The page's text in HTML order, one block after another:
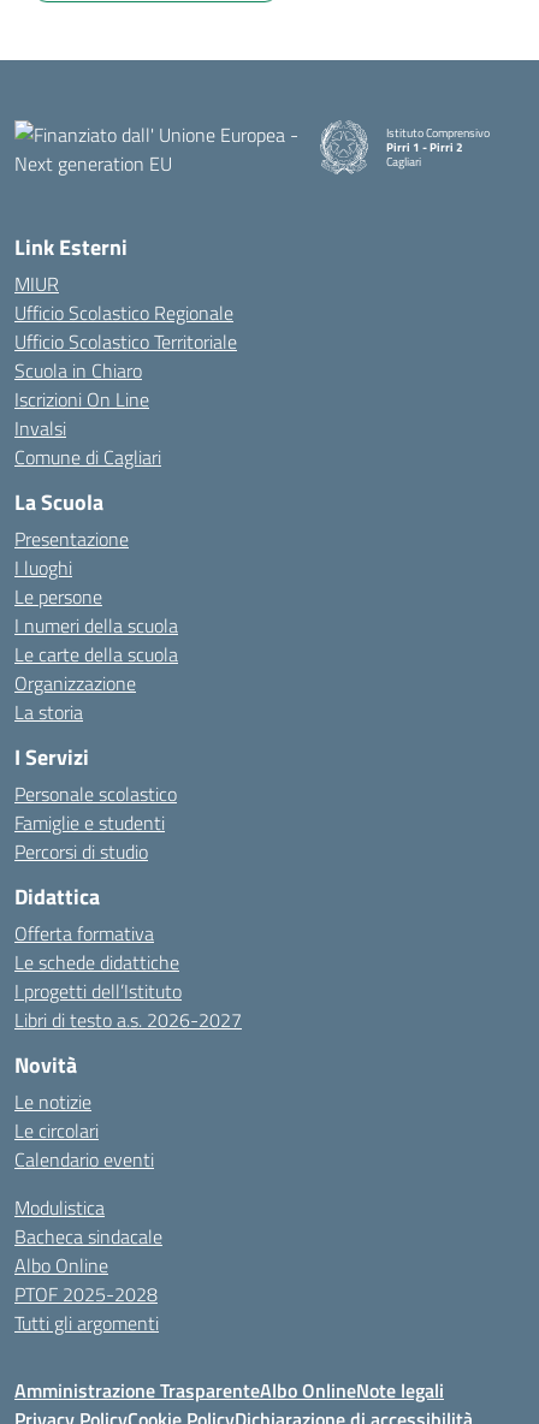
Istituto Comprensivo
Pirri 1 - Pirri 2
Cagliari
— Visita la pagina iniziale
Link Esterni
MIUR
Ufficio Scolastico Regionale
Ufficio Scolastico Territoriale
Scuola in Chiaro
Iscrizioni On Line
Invalsi
Comune di Cagliari
La Scuola
Presentazione
I luoghi
Le persone
I numeri della scuola
Le carte della scuola
Organizzazione
La storia
I Servizi
Personale scolastico
Famiglie e studenti
Percorsi di studio
Didattica
Offerta formativa
Le schede didattiche
I progetti dell’Istituto
Libri di testo a.s. 2026-2027
Novità
Le notizie
Le circolari
Calendario eventi
Modulistica
Bacheca sindacale
Albo Online
PTOF 2025-2028
Tutti gli argomenti
Amministrazione TrasparenteAlbo OnlineNote legali